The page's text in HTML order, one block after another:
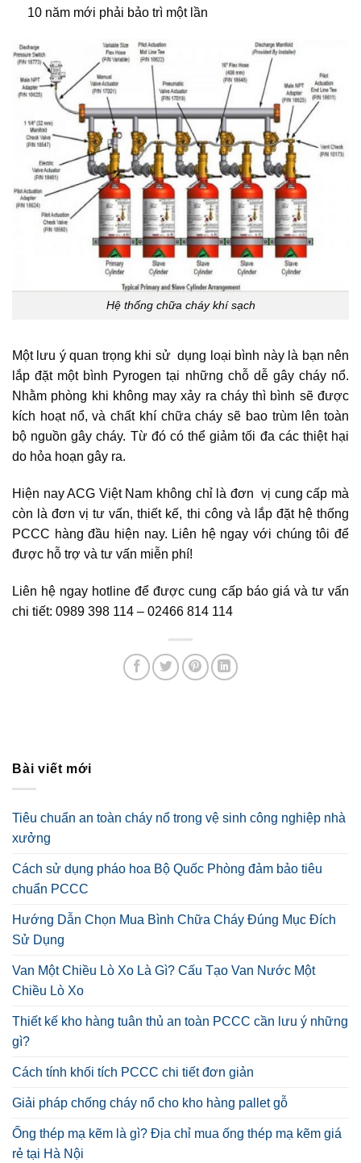
10 năm mới phải bảo trì một lần
Hệ thống chữa cháy khí sạch
Một lưu ý quan trọng khi sử dụng loại bình này là bạn nên
lắp đặt một bình Pyrogen tại những chỗ dễ gây cháy nổ.
Nhằm phòng khi không may xảy ra cháy thì bình sẽ được
kích hoạt nổ, và chất khí chữa cháy sẽ bao trùm lên toàn
bộ nguồn gây cháy. Từ đó có thể giảm tối đa các thiệt hại
do hỏa hoạn gây ra.
Hiện nay ACG Việt Nam không chỉ là đơn vị cung cấp mà
còn là đơn vị tư vấn, thiết kế, thi công và lắp đặt hệ thống
PCCC hàng đầu hiện nay. Liên hệ ngay với chúng tôi để
được hỗ trợ và tư vấn miễn phí!
Liên hệ ngay hotline để được cung cấp báo giá và tư vấn
chi tiết: 0989 398 114 – 02466 814 114
Bài viết mới
Tiêu chuẩn an toàn cháy nổ trong vệ sinh công nghiệp nhà
xưởng
Cách sử dụng pháo hoa Bộ Quốc Phòng đảm bảo tiêu
chuẩn PCCC
Hướng Dẫn Chọn Mua Bình Chữa Cháy Đúng Mục Đích
Sử Dụng
Van Một Chiều Lò Xo Là Gì? Cấu Tạo Van Nước Một
Chiều Lò Xo
Thiết kế kho hàng tuân thủ an toàn PCCC cần lưu ý những
gì?
Cách tính khối tích PCCC chi tiết đơn giản
Giải pháp chống cháy nổ cho kho hàng pallet gỗ
Ống thép mạ kẽm là gì? Địa chỉ mua ống thép mạ kẽm giá
rẻ tại Hà Nội